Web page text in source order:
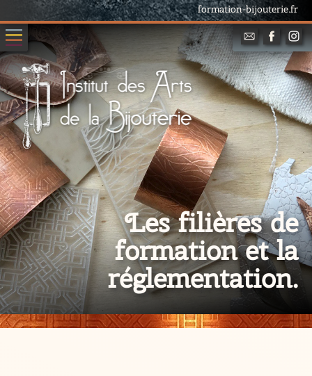
formation-bijouterie.fr
Les filières de
formation et la
réglementation.